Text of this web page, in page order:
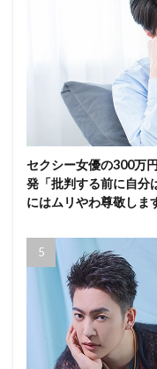
セクシー女優の300万
発「批判する前に自分
にはムリやわ尊敬しま